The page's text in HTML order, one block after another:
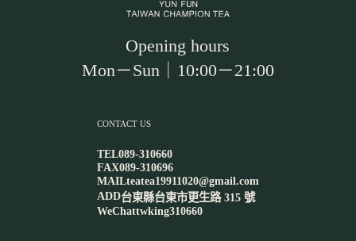
Opening hours
Mon－Sun｜10:00－21:00
CONTACT US
TEL089-310660
FAX089-310696
MAILteatea19911020@gmail.com
ADD台東縣台東市更生路 315 號
WeChattwking310660